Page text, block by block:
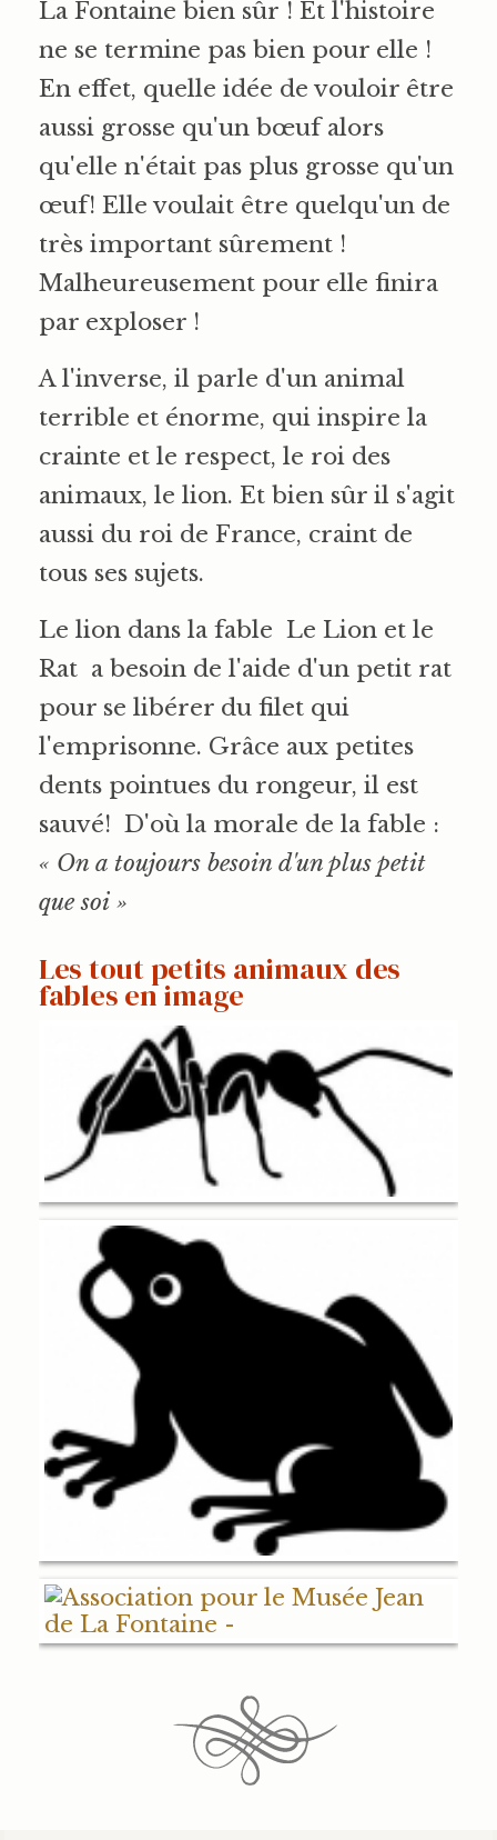
La Fontaine bien sûr ! Et l'histoire
ne se termine pas bien pour elle !
En effet, quelle idée de vouloir être
aussi grosse qu'un bœuf alors
qu'elle n'était pas plus grosse qu'un
œuf! Elle voulait être quelqu'un de
très important sûrement !
Malheureusement pour elle finira
par exploser !
A l'inverse, il parle d'un animal
terrible et énorme, qui inspire la
crainte et le respect, le roi des
animaux, le lion. Et bien sûr il s'agit
aussi du roi de France, craint de
tous ses sujets.
Le lion dans la fable Le Lion et le
Rat a besoin de l'aide d'un petit rat
pour se libérer du filet qui
l'emprisonne. Grâce aux petites
dents pointues du rongeur, il est
sauvé! D'où la morale de la fable :
« On a toujours besoin d'un plus petit
que soi »
Les tout petits animaux des
fables en image